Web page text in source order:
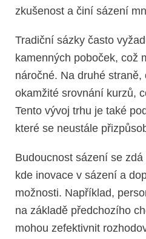
zkušenost a činí sázení
Tradiční sázky často
kamenných poboček, což
náročné. Na druhé
okamžité srovnání kurzů,
Tento vývoj trhu je také
které se neustále
Budoucnost sázení se
kde inovace v sázení a
možnosti. Například,
na základě předchozího
mohou zefektivnit